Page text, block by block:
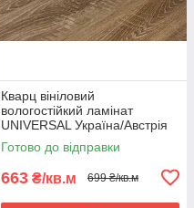
Кварц вініловий
вологостійкий ламінат
UNIVERSAL Україна/Австрія
403/3 - 42 клас
Готово до відправки
663 ₴/кв.м 699 ₴/кв.м